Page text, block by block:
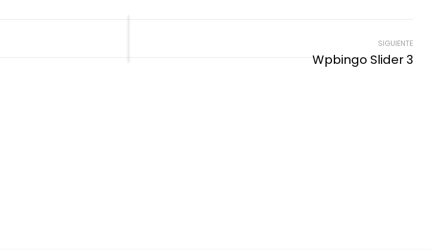
SIGUIENTE
Wpbingo Slider 3